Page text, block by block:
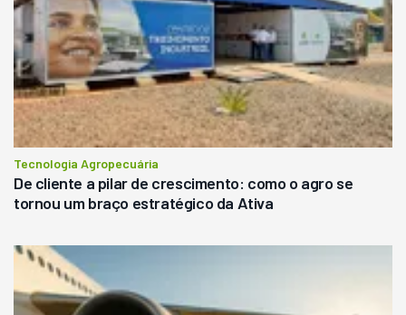
Tecnologia Agropecuária
De cliente a pilar de crescimento: como o agro se
tornou um braço estratégico da Ativa